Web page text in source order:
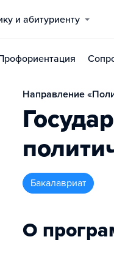
и абитуриенту
Направление
бакалавриат
О